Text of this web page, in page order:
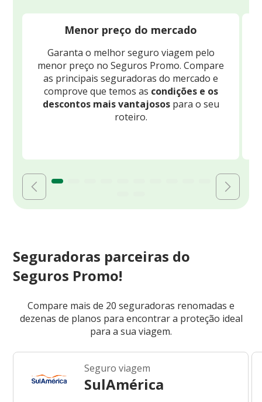
Menor preço do mercado
Garanta o melhor seguro viagem pelo
menor preço no Seguros Promo. Compare
as principais seguradoras do mercado e
comprove que temos as condições e os
descontos mais vantajosospara o seu
roteiro.
Seguradoras parceiras do
Seguros Promo!
Compare mais de 20 seguradoras renomadas e
dezenas de planos para encontrar a proteção ideal
para a sua viagem.
Seguro viagem
SulAmérica